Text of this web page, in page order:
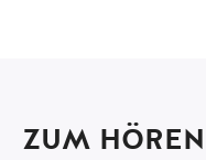
ZUM HÖREN